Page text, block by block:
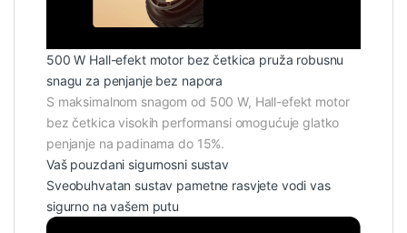
500 W Hall-efekt motor bez četkica pruža robusnu
snagu za penjanje bez napora
S maksimalnom snagom od 500 W, Hall-efekt motor
bez četkica visokih performansi omogućuje glatko
penjanje na padinama do 15%.
Vaš pouzdani sigurnosni sustav
Sveobuhvatan sustav pametne rasvjete vodi vas
sigurno na vašem putu